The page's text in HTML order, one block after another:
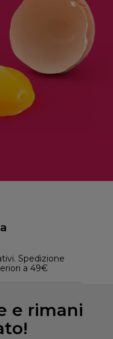
Spedizione
a 49€
e rimani